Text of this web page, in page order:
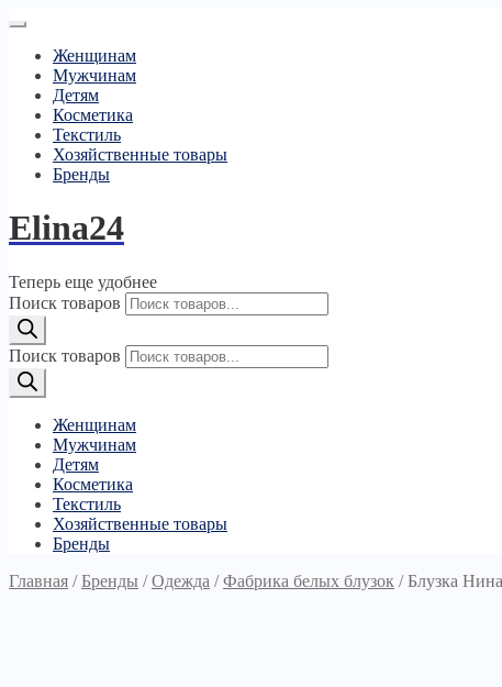
Женщинам
Мужчинам
Детям
Косметика
Текстиль
Хозяйственные товары
Бренды
Elina24
Теперь еще удобнее
Поиск товаров
Поиск товаров
Женщинам
Мужчинам
Детям
Косметика
Текстиль
Хозяйственные товары
Бренды
Главная /Бренды /Одежда /Фабрика белых блузок /Блузка